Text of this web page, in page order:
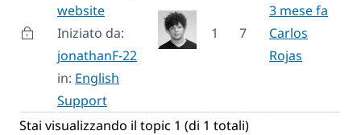
website
Iniziato da:
jonathanF-22
in: English
Support
1 7
3 mese fa
Carlos
Rojas
Stai visualizzando il topic 1 (di 1 totali)